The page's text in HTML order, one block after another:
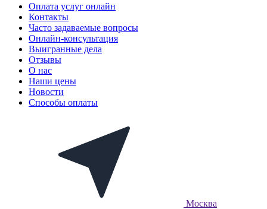
Оплата услуг онлайн
Контакты
Часто задаваемые вопросы
Онлайн-консультация
Выигранные дела
Отзывы
О нас
Наши цены
Новости
Способы оплаты
Москва